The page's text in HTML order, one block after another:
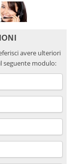
avere ulteriori
seguente modulo: